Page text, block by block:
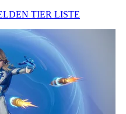
TIER LISTE